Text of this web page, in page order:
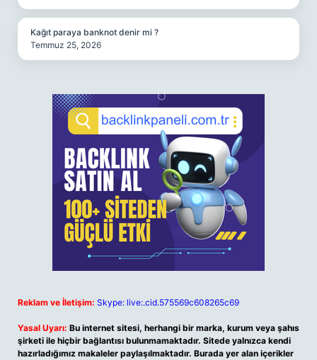
Kağıt paraya banknot denir mi ?
Temmuz 25, 2026
Reklam ve İletişim: Skype: live:.cid.575569c608265c69
Yasal Uyarı: Bu internet sitesi, herhangi bir marka, kurum veya şahıs
şirketi ile hiçbir bağlantısı bulunmamaktadır. Sitede yalnızca kendi
hazırladığımız makaleler paylaşılmaktadır. Burada yer alan içerikler